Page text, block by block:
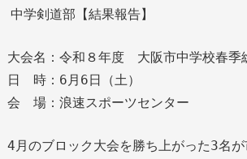
中学剣道部【結果報告】
大会名：令和８年度 大阪市中学校春季
日 時：6月6日（土）
会 場：浪速スポーツセンター
4月のブロック大会を勝ち上がった3名